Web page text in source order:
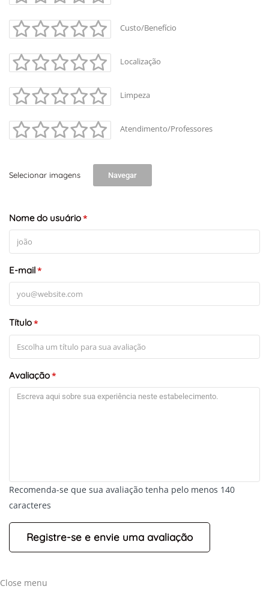
+-
Leaflet
Custo/Benefício
Localização
Limpeza
Atendimento/Professores
Selecionar imagens Navegar
Nome do usuário*
E-mail*
Título*
Avaliação*
Recomenda-se que sua avaliação tenha pelo menos 140
caracteres
Close menu